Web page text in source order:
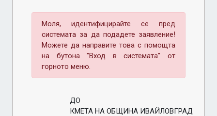
Моля, идентифицирайте се пред
системата за да подадете заявление!
Можете да направите това с помощта
на бутона "Вход в системата" от
горното меню.
ДО
КМЕТА НА ОБЩИНА ИВАЙЛОВГРАД